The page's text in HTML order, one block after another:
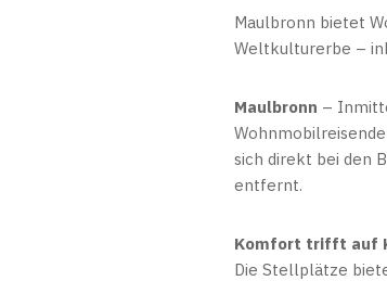
Maulbronn bietet
Weltkulturerbe –
Maulbronn –
sich direkt bei den
entfernt.
Komfort trifft auf
Die Stellplätze